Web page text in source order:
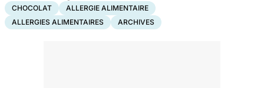
CHOCOLAT
ALLERGIE ALIMENTAIRE
ALLERGIES ALIMENTAIRES
ARCHIVES